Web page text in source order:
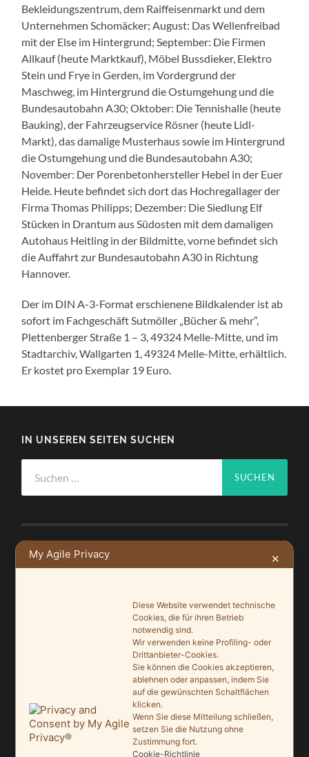
Bekleidungszentrum, dem Raiffeisenmarkt und dem
Unternehmen Schomäcker; August: Das Wellenfreibad
mit der Else im Hintergrund; September: Die Firmen
Allkauf (heute Marktkauf), Möbel Bussdieker, Elektro
Stein und Frye in Gerden, im Vordergrund der
Maschweg, im Hintergrund die Ostumgehung und die
Bundesautobahn A30; Oktober: Die Tennishalle (heute
Bauking), der Fahrzeugservice Rösner (heute Lidl-
Markt), das damalige Musterhaus sowie im Hintergrund
die Ostumgehung und die Bundesautobahn A30;
November: Der Porenbetonhersteller Hebel in der Euer
Heide. Heute befindet sich dort das Hochregallager der
Firma Thomas Philipps; Dezember: Die Siedlung Elf
Stücken in Drantum aus Südosten mit dem damaligen
Autohaus Heitling in der Bildmitte, vorne befindet sich
die Auffahrt zur Bundesautobahn A30 in Richtung
Hannover.
Der im DIN A-3-Format erschienene Bildkalender ist ab
sofort im Fachgeschäft Sutmöller „Bücher & mehr“,
Plettenberger Straße 1 – 3, 49324 Melle-Mitte, und im
Stadtarchiv, Wallgarten 1, 49324 Melle-Mitte, erhältlich.
Er kostet pro Exemplar 19 Euro.
IN UNSEREN SEITEN SUCHEN
nach:
NEUSTE BEITRÄGE
Saisonauftakt nach Maß im Grönegau-Museum
Melle punktet beim „Tag des offenen Denkmals“
27. September 2025
Ein Schaufenster der Denkmalpflege
7. September 2025
My Agile Privacy ✕
Diese Website verwendet technische
Cookies, die für ihren Betrieb
notwendig sind.
Wir verwenden keine Profiling- oder
Drittanbieter-Cookies.
Sie können die Cookies akzeptieren,
ablehnen oder anpassen, indem Sie
auf die gewünschten Schaltflächen
klicken.
Wenn Sie diese Mitteilung schließen,
setzen Sie die Nutzung ohne
Zustimmung fort.
Cookie-Richtlinie